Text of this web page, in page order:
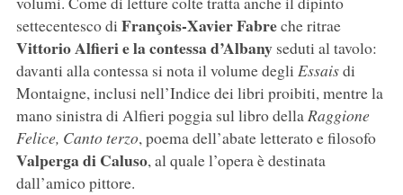
settecentesco di François-Xavier Fabreche ritrae
Vittorio Alfieri e la contessa d’Albany seduti al tavolo:
davanti alla contessa si nota il volume degli Essaisdi
Montaigne, inclusi nell’Indice dei libri proibiti, mentre la
mano sinistra di Alfieri poggia sul libro dellaRaggione
Felice, Canto terzo, poema dell’abate letterato e filosofo
Valperga di Caluso, al quale l’opera è destinata
dall’amico pittore.